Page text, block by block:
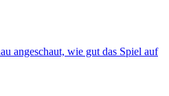
angeschaut, wie gut das Spiel auf